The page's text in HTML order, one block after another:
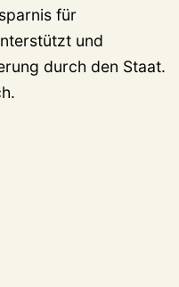
für
und
durch den Staat.